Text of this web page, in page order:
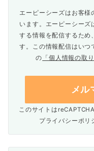
エーピーシーズはお客様
います。エーピーシーズ
する情報を配信するため
す。この情報配信はいつ
の 「個人情報の取
このサイトは
プライバシーポリ